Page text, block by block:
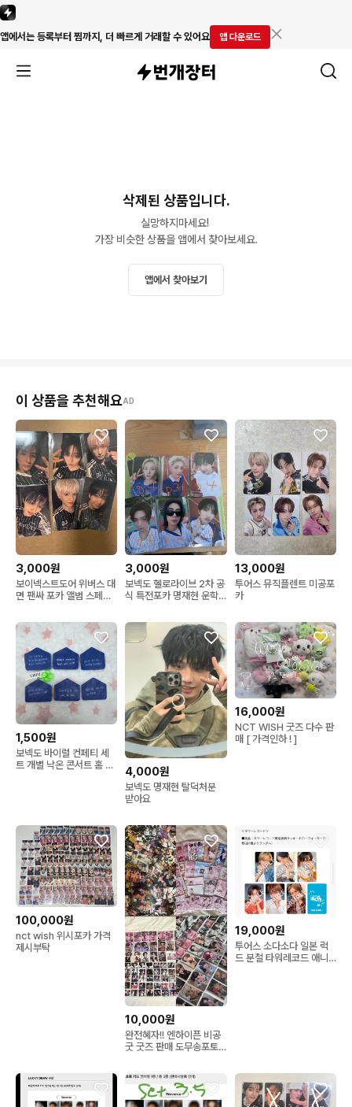
앱에서는 등록부터 찜까지, 더 빠르게 거래할 수 있어요 앱 다운로드
삭제된 상품입니다.
실망하지마세요!
가장 비슷한 상품을 앱에서 찾아보세요.
앱에서 찾아보기
이 상품을 추천해요AD
3,000원
보이넥스트도어 위버스 대
면 팬싸 포카 앨범 스페셜
3,000원
보넥도 헬로라이브 2차 공
식 특전포카 명재현 운학
13,000원
투어스 뮤직플렌트 미공포
카
1,500원
보넥도 바이럴 컨페티 세
트 개별 낙온 콘서트 홈 쇼
4,000원
보넥도 명재현 탈덕처분
받아요
16,000원
NCT WISH 굿즈 다수 판
매 [ 가격인하 ! ]
100,000원
nct wish 위시포카 가격
제시부탁
10,000원
완전혜자!! 엔하이픈 비공
굿 굿즈 판매 도무송포토
19,000원
투어스 소다소다 일본 럭
드 분철 타워레코드 애니